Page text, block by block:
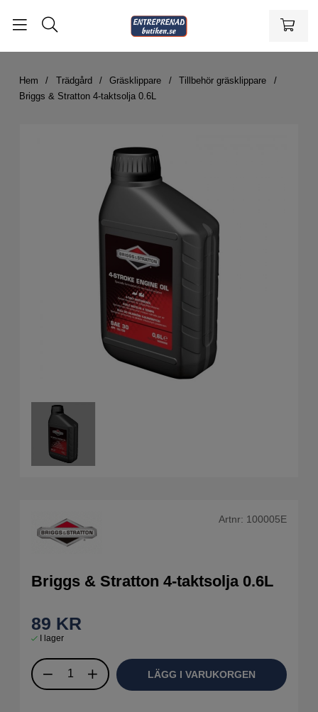
Hem Trädgård Gräsklippare
Tillbehör gräsklippare
Briggs & Stratton 4-taktsolja 0.6L
Artnr: 100005E
Briggs & Stratton 4-taktsolja 0.6L
89 KR
I lager
LÄGG I VARUKORGEN